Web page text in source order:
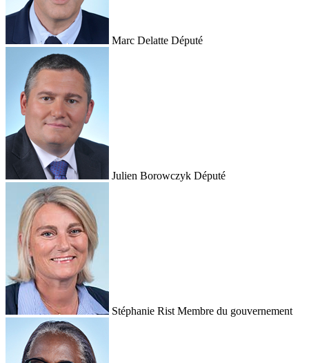
Marc Delatte Député
Julien Borowczyk Député
Stéphanie Rist Membre du gouvernement